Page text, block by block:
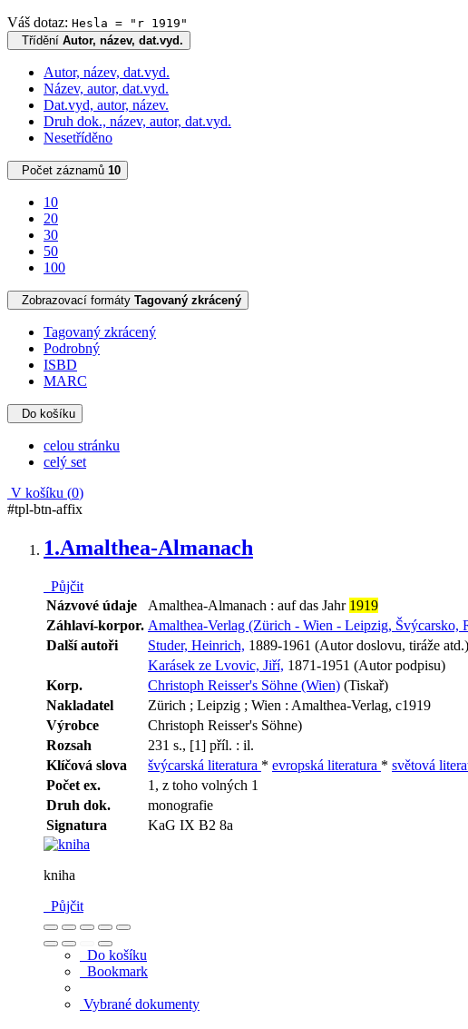
Váš dotaz: Hesla = "r 1919"
Třídění Autor, název, dat.vyd.
Autor, název, dat.vyd.
Název, autor, dat.vyd.
Dat.vyd, autor, název.
Druh dok., název, autor, dat.vyd.
Nesetříděno
Počet záznamů 10
10
20
30
50
100
Zobrazovací formáty Tagovaný zkrácený
Tagovaný zkrácený
Podrobný
ISBD
MARC
Do košíku
celou stránku
celý set
V košíku (0)
#tpl-btn-affix
1.Amalthea-Almanach
Půjčit
Názvové údaje
Amalthea-Almanach : auf das Jahr 1919
Záhlaví-korpor. Amalthea-Verlag (Zürich - Wien - Leipzig, Švýcarsko,
Další autoři
Studer, Heinrich, 1889-1961 (Autor doslovu, tiráže atd.)
Karásek ze Lvovic, Jiří, 1871-1951 (Autor podpisu)
Korp.
Christoph Reisser's Söhne (Wien) (Tiskař)
Nakladatel
Zürich ; Leipzig ; Wien : Amalthea-Verlag, c1919
Výrobce
Christoph Reisser's Söhne)
Rozsah
231 s., [1] příl. : il.
Klíčová slova
švýcarská literatura * evropská literatura * světová
Počet ex.
1, z toho volných 1
Druh dok.
monografie
Signatura
KaG IX B2 8a
kniha
Půjčit
Do košíku
Bookmark
Vybrané dokumenty